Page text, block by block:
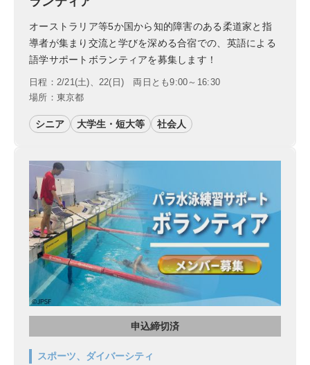
オーストラリア等5か国から知的障害のある柔道家と指
導者が集まり交流と学びを深める合宿での、英語による
語学サポートボランティアを募集します！
日程：2/21(土)、22(日) 両日とも9:00～16:30
場所：東京都
シニア 大学生・短大等 社会人
申込締切済
スポーツ、ダイバーシティ